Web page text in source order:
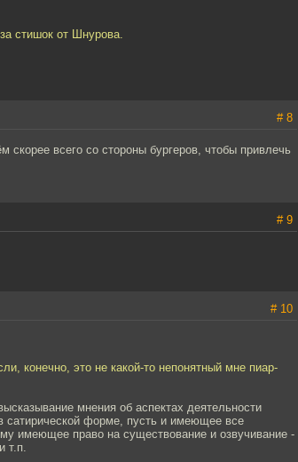
стишок от Шнурова.
# 8
всего со стороны бургеров, чтобы привлечь
# 9
# 10
конечно, это не какой-то непонятный мне пиар-
мнения об аспектах деятельности
сатирической форме, пусть и имеющее все
имеющее право на существование и озвучивание -
т.п.